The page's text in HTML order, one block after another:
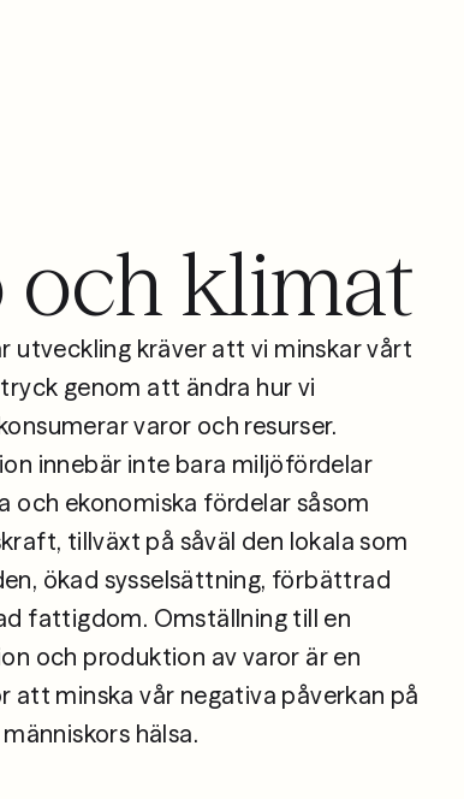
LinkedIn klimat
utveckling kräver att vi minskar vårt
genom att ändra hur vi
varor och resurser.
innebär inte bara miljöfördelar
och ekonomiska fördelar såsom
tillväxt på såväl den lokala som
ökad sysselsättning, förbättrad
fattigdom. Omställning till en
och produktion av varor är en
att minska vår negativa påverkan på
hälsa.